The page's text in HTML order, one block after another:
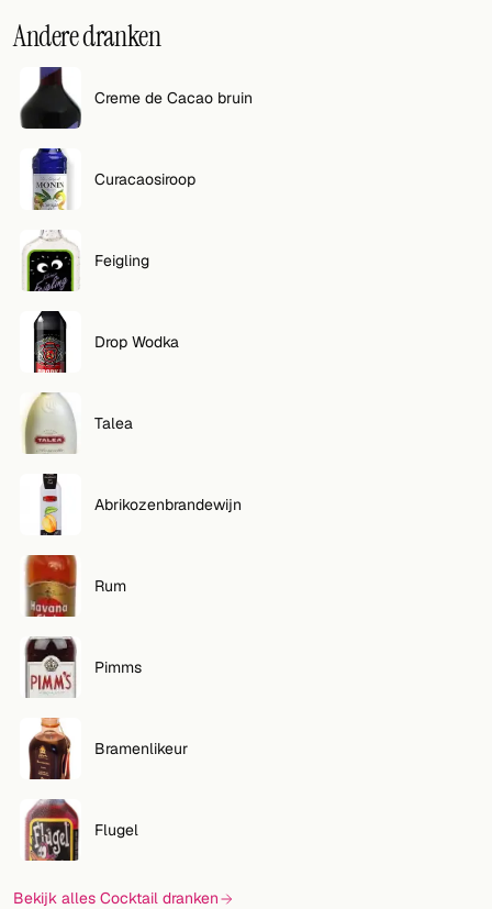
Andere dranken
Creme de Cacao bruin
Curacaosiroop
Feigling
Drop Wodka
Talea
Abrikozenbrandewijn
Rum
Pimms
Bramenlikeur
Flugel
Bekijk alles Cocktail dranken